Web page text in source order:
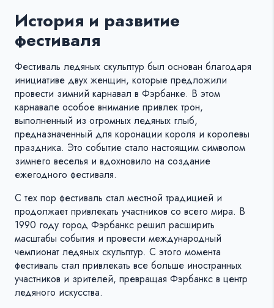
История и развитие
фестиваля
Фестиваль ледяных скульптур был основан благодаря
инициативе двух женщин, которые предложили
провести зимний карнавал в Фэрбанке. В этом
карнавале особое внимание привлек трон,
выполненный из огромных ледяных глыб,
предназначенный для коронации короля и королевы
праздника. Это событие стало настоящим символом
зимнего веселья и вдохновило на создание
ежегодного фестиваля.
С тех пор фестиваль стал местной традицией и
продолжает привлекать участников со всего мира. В
1990 году город Фэрбанкс решил расширить
масштабы события и провести международный
чемпионат ледяных скульптур. С этого момента
фестиваль стал привлекать все больше иностранных
участников и зрителей, превращая Фэрбанкс в центр
ледяного искусства.